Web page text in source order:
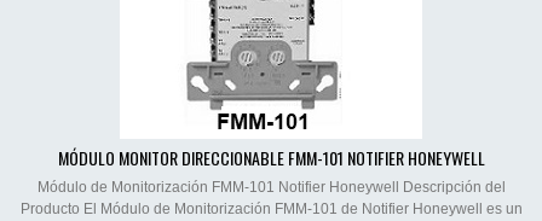
MÓDULO MONITOR DIRECCIONABLE FMM-101 NOTIFIER HONEYWELL
Módulo de Monitorización FMM-101 Notifier Honeywell Descripción del
Producto El Módulo de Monitorización FMM-101 de Notifier Honeywell es un